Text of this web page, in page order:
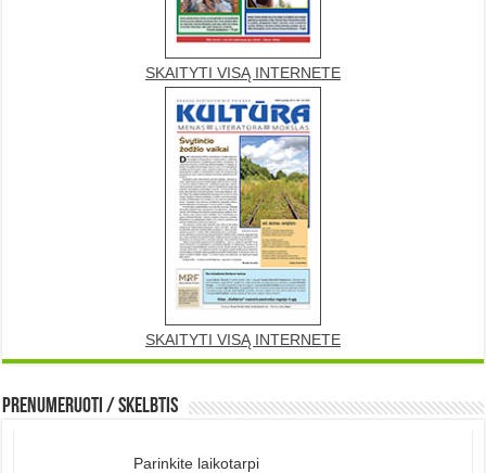
SKAITYTI VISĄ INTERNETE
SKAITYTI VISĄ INTERNETE
Prenumeruoti / Skelbtis
Parinkite laikotarpi